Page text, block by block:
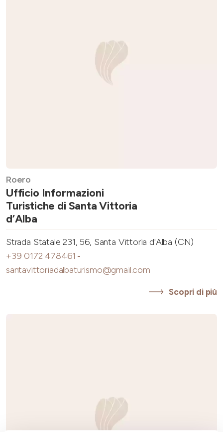
Roero
Ufficio Informazioni
Turistiche di Santa Vittoria
d’Alba
Strada Statale 231, 56, Santa Vittoria d'Alba (CN)
+39 0172 478461 -
santavittoriadalbaturismo@gmail.com
Scopri di più